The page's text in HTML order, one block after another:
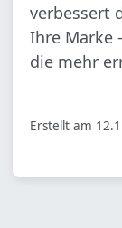
verbessert
Ihre Marke
die mehr
Erstellt am